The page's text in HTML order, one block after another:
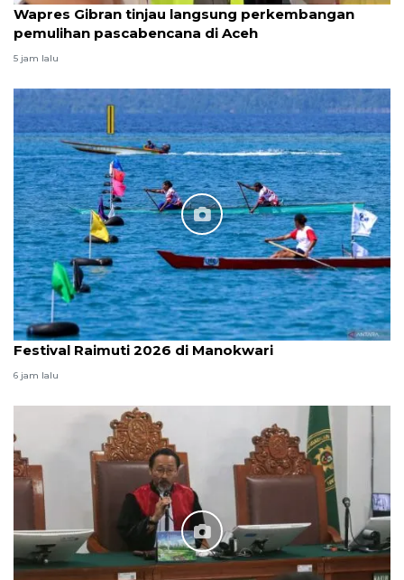
Wapres Gibran tinjau langsung perkembangan
pemulihan pascabencana di Aceh
5 jam lalu
Festival Raimuti 2026 di Manokwari
6 jam lalu